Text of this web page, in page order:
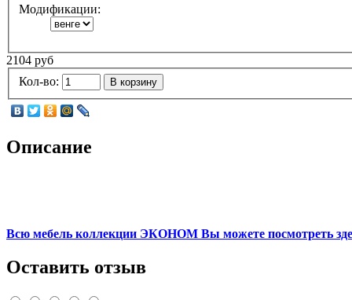
Модификации:
2104 руб
Кол-во:
В корзину
Описание
Всю мебель коллекции ЭКОНОМ Вы можете посмотреть
Оставить отзыв